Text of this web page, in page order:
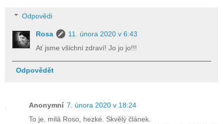
Odpovědi
Rosa
11. února 2020 v 6:43
Ať jsme všichni zdraví! Jo jo jo!!!
Odpovědět
Anonymní 7. února 2020 v 18:24
To je, milá Roso, hezké. Skvělý článek.